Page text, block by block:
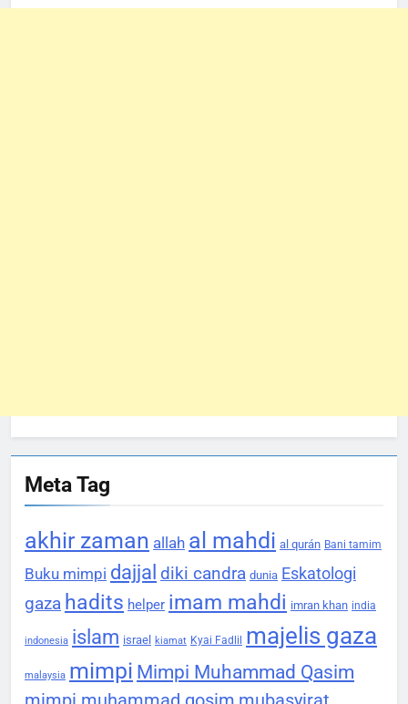
Meta Tag
akhir zaman allah al mahdi al qurán Bani tamim
Buku mimpi dajjal diki candra dunia Eskatologi
gaza hadits helper imam mahdi imran khan india
indonesia islam israel kiamat Kyai Fadlil majelis gaza
malaysia mimpi Mimpi Muhammad Qasim